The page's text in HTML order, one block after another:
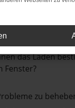
das Laden
Fenster?
zu